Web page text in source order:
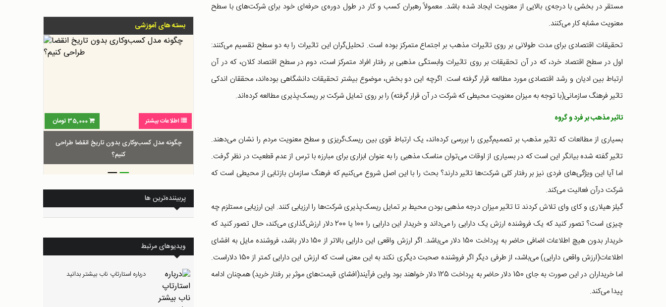
مستقر در بخشی با درجه‌ی بالایی از معنویت ایجاد شده باشد. معمولاً رهبران کسب و کار در طول دوره‌ی حرفه‌ای خود برای شرکت‌های با سطح
معنویت مشابه کار می‌کنند.
تحقیقات اقتصادی برای مدت طولانی بر روی تاثیرات مذهب بر اجتماع متمرکز بوده است. تحلیل‌گران این تاثیرات را به دو سطح تقسیم می‌کنند:
اول در سطح اقتصاد خرد، که در آن تحقیقات بر روی تاثیرات وابستگی مذهبی بر رفتار افراد متمرکز است، دوم در سطح اقتصاد کلان، که در آن
ارتباط بین ادیان و رشد اقتصادی مورد مطالعه قرار گرفته است. اگرچه این دو بخش، موضوع بیشتر تحقیقات دانشگاهی بوده‌اند، محققان اندکی
تاثیر فرهنگ سازمانی(با توجه به میزان معنویت محیطی که شرکت در آن قرار گرفته) را بر روی تمایل شرکت بر ریسک‌پذیری مطالعه کرده‌اند.
تاثیر مذهب بر فرد و گروه
بسیاری از مطالعات که تاثیر مذهب بر تصمیم‌گیری را بررسی کرده‌اند، یک ارتباط قوی بین ریسک‌گریزی و سطح معنویت مردم را نشان می‌دهند.
تاثیر گفته شده بیانگر این است که در بسیاری از اوقات می‌توان مناسک مذهبی را به عنوان ابزاری برای مبارزه با ترس از عدم قطعیت در نظر گرفت.
اما آیا این ویژگی‌های فردی نیز بر رفتار کلی شرکت‌ها تاثیر دارند؟ بحث را با این اصل شروع می‌کنیم که فرهنگ سازمان بازتابی از محیطی است که
شرکت درآن فعالیت می‌کند.
گیلز هیلاری و کای وای تلاش کردند تا تاثیر میزان درجه مذهبی بودن محیط بر تمایل ریسک‌پذیری شرکت‌ها را ارزیابی کنند. این ارزیابی مستلزم چه
چیزی است؟ تصور کنید که یک فروشنده ارزش یک دارایی را می‌داند و خریدار این دارایی را 100 یا 200 دلار ارزش‌گذاری می‌کند، حال تصور کنید که
خریدار بدون هیچ اطلاعات اضافی حاضر به پرداخت 150 دلار می‌باشد. اگر ارزش واقعی این دارایی بالاتر از 150 دلار باشد، فروشنده مایل به افشای
اطلاعات(ارزش واقعی دارایی) می‌باشد، از طرفی دیگر اگر فروشنده صحبت دیگری نکند به این معنی است که ارزش این دارایی کمتر از 150 دلاراست.
اما خریداران در این صورت به جای 150 دلار حاضر به پرداخت 125 دلار خواهند بود واین فرآیند(افشای قیمت‌های موثر بر رفتار خرید) همچنان ادامه
پیدا می‌کند.
بسته های آموزشی
اطلاعات بیشتر 35,000تومان
چگونه مدل کسب‌و‌کاری بدون تاریخ انقضا طراحی
کنیم؟
__
پربیننده‌ترین ها
ویدیوهای مرتبط
درباره استارتاپ ناب بیشتر بدانید